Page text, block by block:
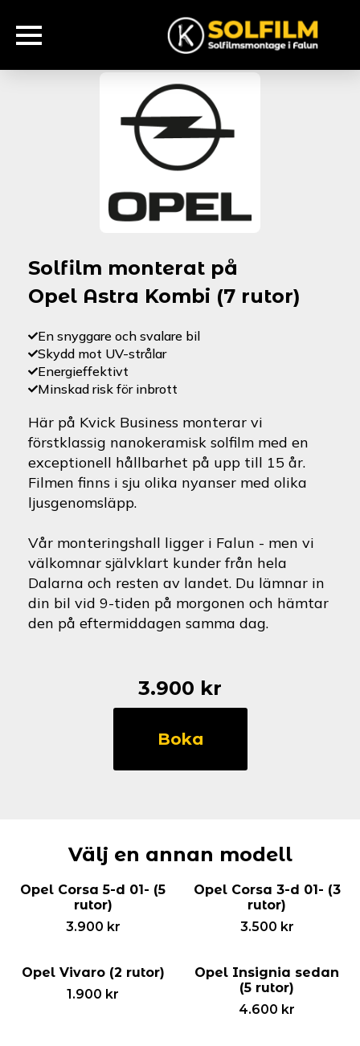
Solfilm monterat på
Opel Astra Kombi (7 rutor)
En snyggare och svalare bil
Skydd mot UV-strålar
Energieffektivt
Minskad risk för inbrott
Här på Kvick Business monterar vi
förstklassig nanokeramisk solfilm med en
exceptionell hållbarhet på upp till 15 år.
Filmen finns i sju olika nyanser med olika
ljusgenomsläpp.
Vår monteringshall ligger i Falun - men vi
välkomnar självklart kunder från hela
Dalarna och resten av landet. Du lämnar in
din bil vid 9-tiden på morgonen och hämtar
den på eftermiddagen samma dag.
3.900 kr
Opel
rutor)
Boka
Välj en annan modell
Opel Corsa 5-d 01- (5
rutor)
3.900 kr
Opel Corsa 3-d 01- (3
rutor)
3.500 kr
Opel Vivaro (2 rutor)
1.900 kr
Opel Insignia sedan
(5 rutor)
4.600 kr